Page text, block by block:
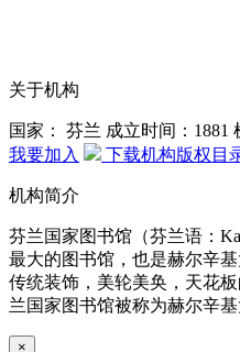
关于机构
国家： 芬兰 成立时间：1881
我要加入
下载机构版权目
机构简介
芬兰国家图书馆（芬兰语：
最大的图书馆，也是赫尔辛
传统装饰，美轮美奂，天花
兰国家图书馆被称为赫尔辛基
×